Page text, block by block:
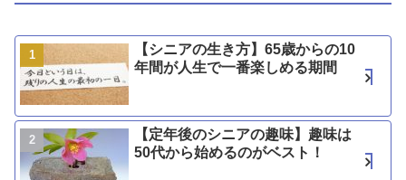
【シニアの生き方】65歳からの10
年間が人生で一番楽しめる期間
【定年後のシニアの趣味】趣味は
50代から始めるのがベスト！